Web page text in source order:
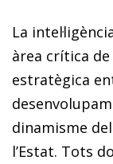
La
àrea crítica
estratègica
dinamisme
l’Estat. Tots